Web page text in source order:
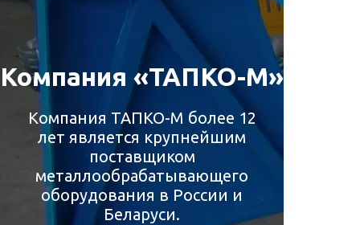
Компания «ТАПКО-М»
Компания ТАПКО-М более 12
лет является крупнейшим
поставщиком
металлообрабатывающего
оборудования в России и
Беларуси.